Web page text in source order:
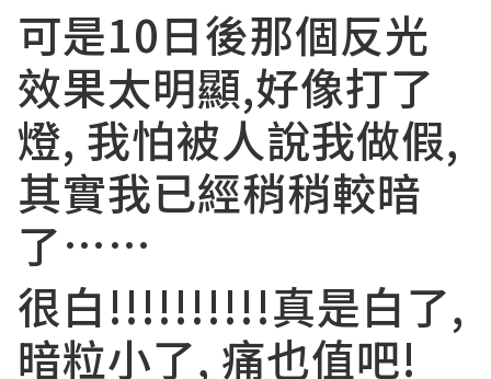
可是10日後那個反光
效果太明顯,好像打了
燈, 我怕被人說我做假,
其實我已經稍稍較暗
了……
很白!!!!!!!!!!真是白了,
暗粒小了, 痛也值吧!